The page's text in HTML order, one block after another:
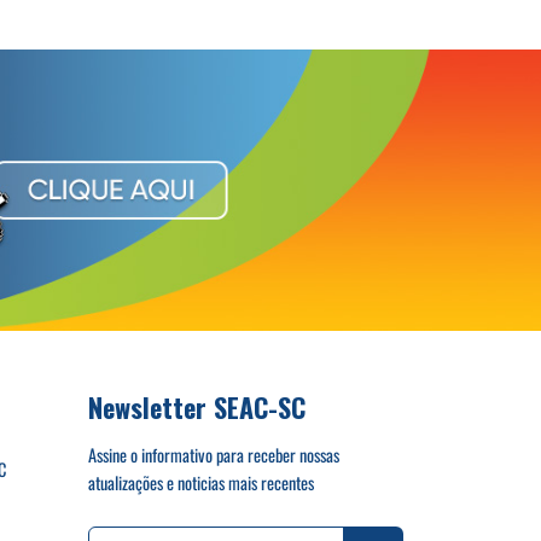
Newsletter SEAC-SC
Assine o informativo para receber nossas
atualizações e noticias mais recentes